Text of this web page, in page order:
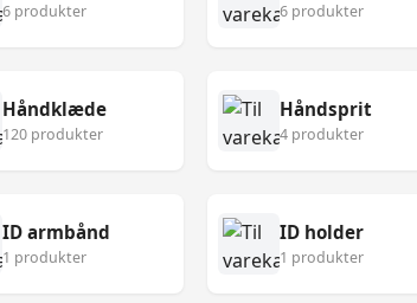
6 produkter 6 produkter
Håndklæde
120 produkter
Håndsprit
4 produkter
ID armbånd
1 produkter
ID holder
1 produkter